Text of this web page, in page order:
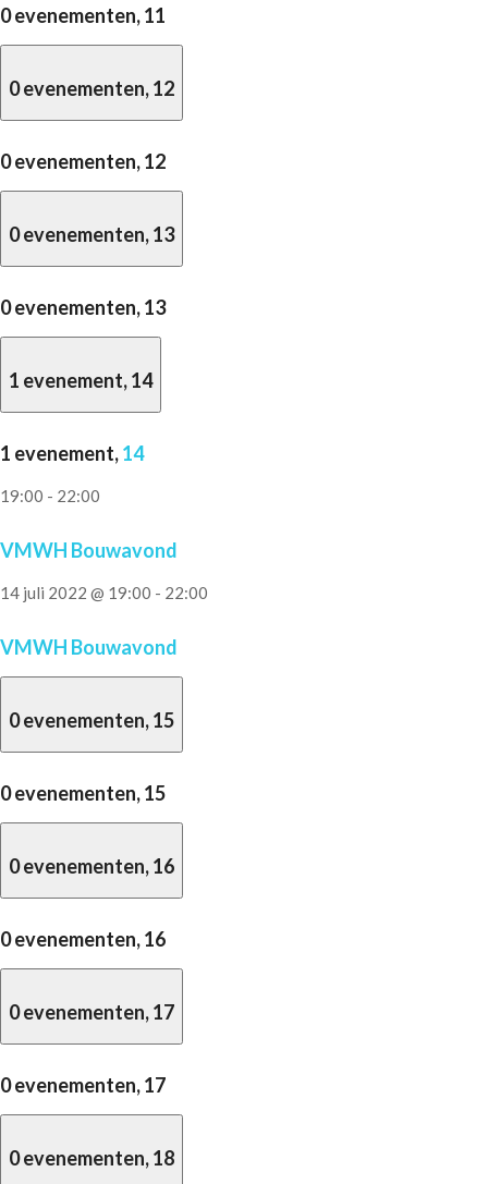
0 evenementen,11
0 evenementen,12
0 evenementen,12
0 evenementen,13
0 evenementen,13
1 evenement,14
1 evenement,14
19:00 - 22:00
VMWH Bouwavond
14 juli 2022 @ 19:00 - 22:00
VMWH Bouwavond
0 evenementen,15
0 evenementen,15
0 evenementen,16
0 evenementen,16
0 evenementen,17
0 evenementen,17
0 evenementen,18